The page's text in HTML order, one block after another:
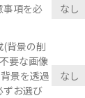
事項を必
(背景の削
要な画像
景を透過
ずお選び